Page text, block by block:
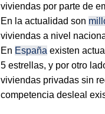
viviendas por parte de
En la actualidad son
viviendas a nivel
En España existen
5 estrellas, y por otro
viviendas privadas sin
competencia desleal